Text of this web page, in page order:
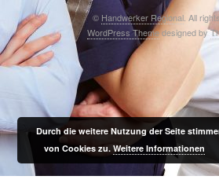
© Handwerker Regional. All
WordPress Themedesigned by
Durch die weitere Nutzung der Seite
von Cookies zu.Weitere Informationen